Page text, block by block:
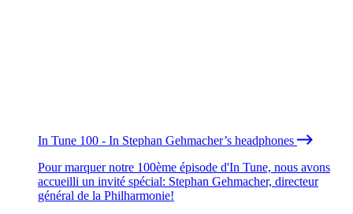
In Tune 100 - In Stephan Gehmacher’s headphones
Pour marquer notre 100ème épisode d'In Tune, nous avons
accueilli un invité spécial: Stephan Gehmacher, directeur
général de la Philharmonie!